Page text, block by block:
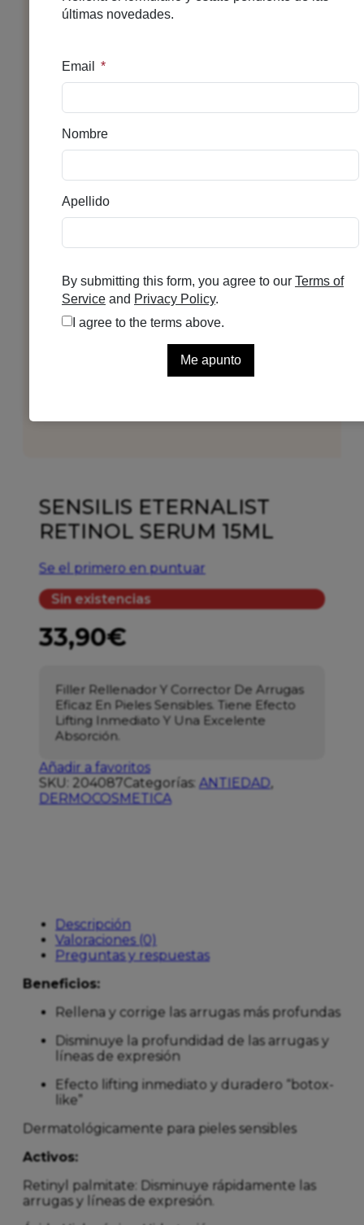
SENSILIS ETERNALIST
RETINOL SERUM 15ML
Se el primero en puntuar
Sin existencias
33,90€
Filler Rellenador Y Corrector De Arrugas
Eficaz En Pieles Sensibles. Tiene Efecto
Lifting Inmediato Y Una Excelente
Absorción.
Añadir a favoritos
SKU: 204087Categorías: ANTIEDAD,
DERMOCOSMETICA
Descripción
Valoraciones (0)
Preguntas y respuestas
Beneficios:
Rellena y corrige las arrugas más profundas
Disminuye la profundidad de las arrugas y
líneas de expresión
Efecto lifting inmediato y duradero “botox-
like”
Dermatológicamente para pieles sensibles
Activos:
Retinyl palmitate: Disminuye rápidamente las
arrugas y líneas de expresión.